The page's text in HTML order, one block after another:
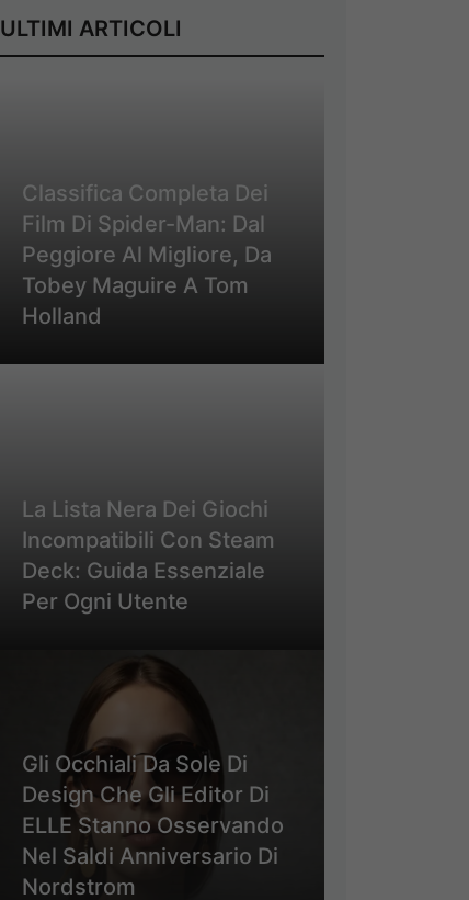
ULTIMI ARTICOLI
Classifica Completa Dei
Film Di Spider-Man: Dal
Peggiore Al Migliore, Da
Tobey Maguire A Tom
Holland
La Lista Nera Dei Giochi
Incompatibili Con Steam
Deck: Guida Essenziale
Per Ogni Utente
Gli Occhiali Da Sole Di
Design Che Gli Editor Di
ELLE Stanno Osservando
Nel Saldi Anniversario Di
Nordstrom